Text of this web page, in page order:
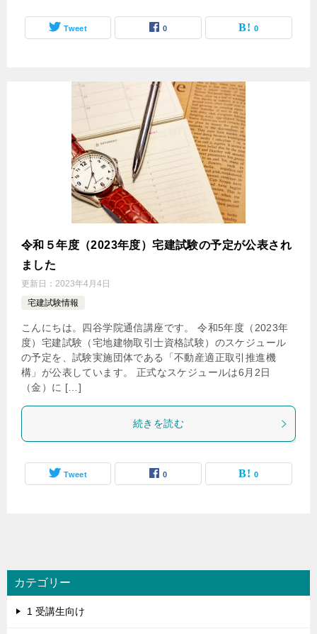
Tweet 0 0
令和５年度（2023年度）宅建試験の予定が公表され
ました
更新日： 2023年4月4日
宅建試験情報
こんにちは。四谷学院通信講座です。 令和5年度（2023年
度）宅建試験（宅地建物取引士資格試験）のスケジュール
の予定を、試験実施団体である「不動産適正取引推進機
構」が公表しています。 正式なスケジュールは6月2日
（金）に […]
続きを読む
Tweet 0 0
カテゴリー
1 受講生向け